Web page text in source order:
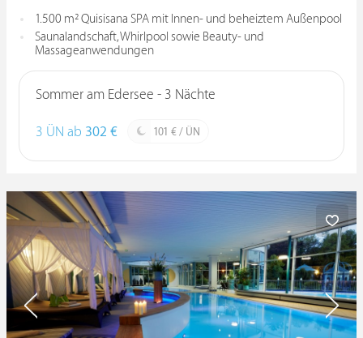
1.500 m² Quisisana SPA mit Innen- und beheiztem Außenpool
Saunalandschaft, Whirlpool sowie Beauty- und
Massageanwendungen
Sommer am Edersee - 3 Nächte
3 ÜN ab 302 € 101 € / ÜN